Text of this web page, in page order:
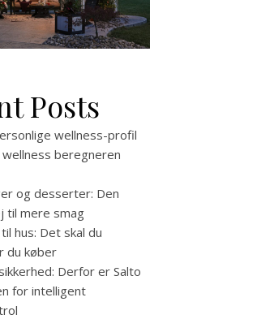
Posts
wellness-profil
beregneren
og desserter: Den
til mere smag
hus: Det skal du
du køber
Derfor er Salto
for intelligent